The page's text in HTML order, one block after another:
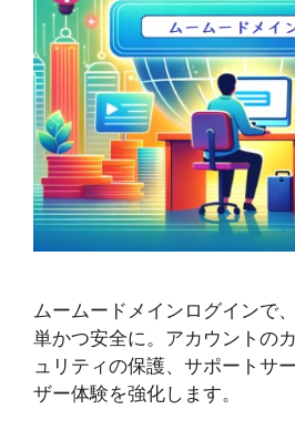
ムームードメインログインで
単かつ安全に。アカウントの
ュリティの保護、サポートサ
ザー体験を強化します。